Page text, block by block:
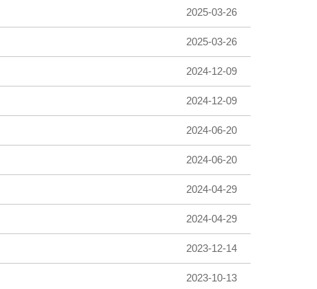
2025-03-26
2025-03-26
2024-12-09
2024-12-09
2024-06-20
2024-06-20
2024-04-29
2024-04-29
2023-12-14
2023-10-13